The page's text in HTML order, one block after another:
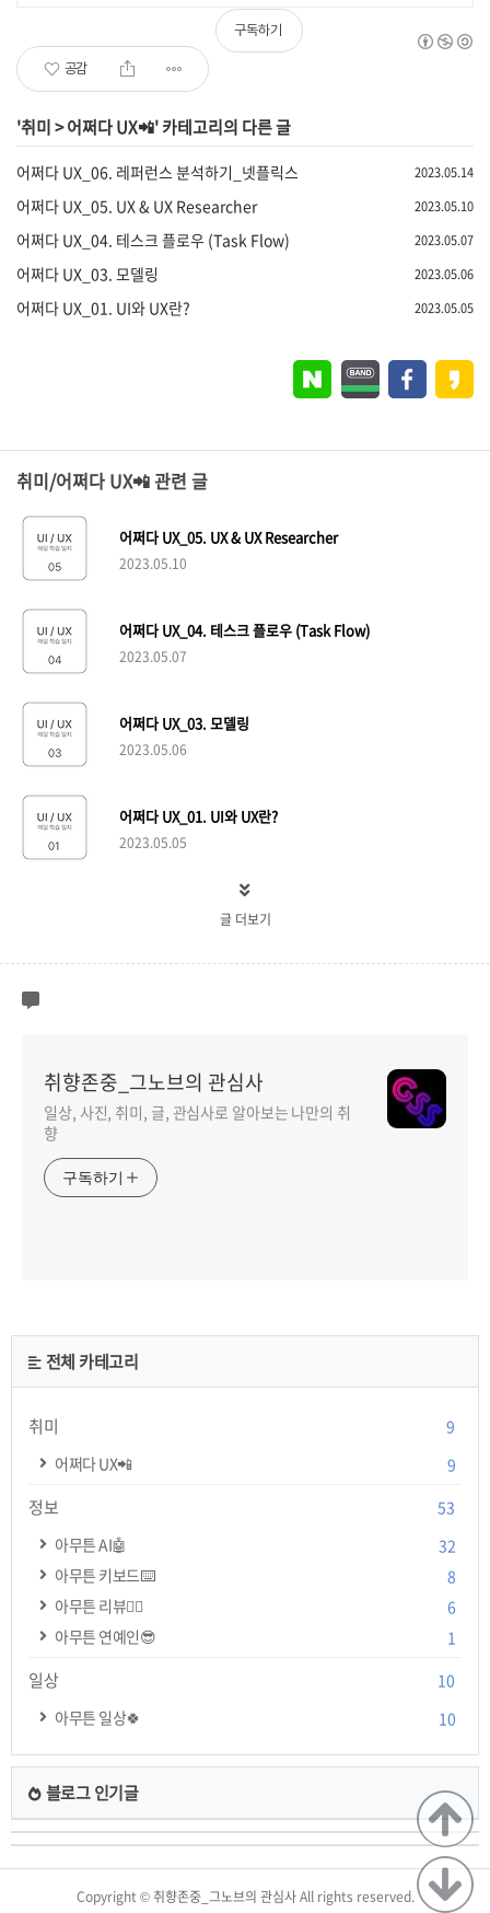
절, 저렴한 가격, 상담문의 대환영
공감
구독하기
'취미>어쩌다 UX📲' 카테고리의 다른 글
어쩌다 UX_06. 레퍼런스 분석하기_넷플릭스 2023.05.14
어쩌다 UX_05. UX & UX Researcher 2023.05.10
어쩌다 UX_04. 테스크 플로우 (Task Flow) 2023.05.07
어쩌다 UX_03. 모델링 2023.05.06
어쩌다 UX_01. UI와 UX란? 2023.05.05
취미/어쩌다 UX📲 관련 글
어쩌다 UX_05. UX & UX Researcher
2023.05.10
어쩌다 UX_04. 테스크 플로우 (Task Flow)
2023.05.07
어쩌다 UX_03. 모델링
2023.05.06
어쩌다 UX_01. UI와 UX란?
2023.05.05
글 더보기
취향존중_그노브의 관심사
일상, 사진, 취미, 글, 관심사로 알아보는 나만의 취
향
구독하기
전체 카테고리
취미
9
어쩌다 UX📲
9
정보
53
아무튼 AI🤖
32
아무튼 키보드⌨️
8
아무튼 리뷰✍🏻
6
아무튼 연예인😎
1
일상
10
아무튼 일상🍀
10
블로그 인기글
Copyright ©취향존중_그노브의 관심사All rights reserved.
TistoryWhaleSkin3.4